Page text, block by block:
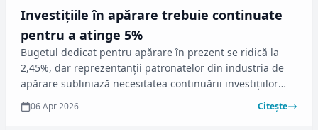
Investițiile în apărare trebuie continuate
pentru a atinge 5%
Bugetul dedicat pentru apărare în prezent se ridică la
2,45%, dar reprezentanții patronatelor din industria de
apărare subliniază necesitatea continuării investițiilor
pentru a ajunge la 5%. Autoritățile promit o evaluare a
sectorului după sărbătorile pascale, cu accent pe
06 Apr 2026 Citește